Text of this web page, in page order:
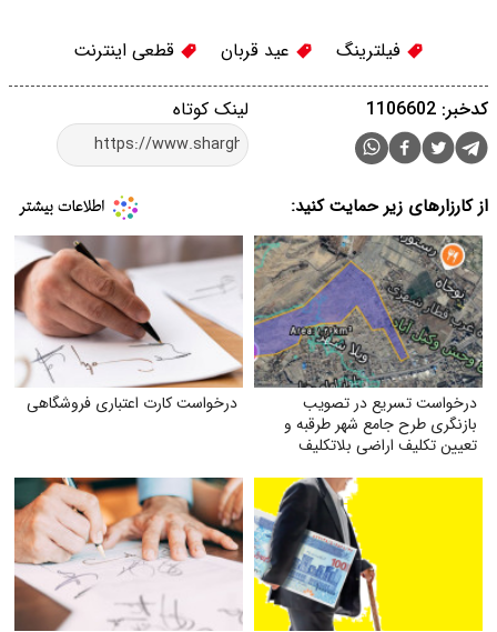
فیلترینگ عید قربان قطعی اینترنت
لینک کوتاه کدخبر: 1106602
از کارزارهای زیر حمایت کنید:
درخواست تسریع در تصویب
بازنگری طرح جامع شهر طرقبه و
تعیین تکلیف اراضی بلاتکلیف
درخواست کارت اعتباری فروشگاهی